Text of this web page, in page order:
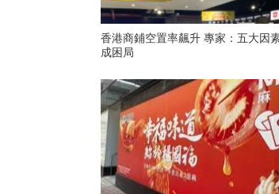
香港商鋪空置率飆升 專家：五大因
成困局